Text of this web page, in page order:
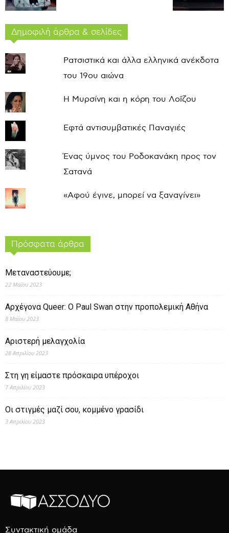
Δημοφιλή άρθρα & σελίδες
Ρατσιστικά και άλλα ελληνικά ανέκδοτα
του 19ου αιώνα
Η Μυρσίνη και η κόρη του Λοΐζου
Εφτά αντισυμβατικές Παναγιές
Ένας ύμνος του Ροδοκανάκη προς τον
Σατανά
«Αφού έγινε, μπορεί να ξαναγίνει»
Πρόσφατα άρθρα
Μεταναστεύουμε;
22 Μαΐου 2023
Αρχέγονα Queer: O Paul Swan στην προπολεμική Αθήνα
8 Μαΐου 2023
Αριστερή μελαγχολία
28 Απριλίου 2023
Στη γη είμαστε πρόσκαιρα υπέροχοι
7 Απριλίου 2023
Οι στιγμές μαζί σου, κομμένο γρασίδι
3 Απριλίου 2023
Συντακτική ομάδα